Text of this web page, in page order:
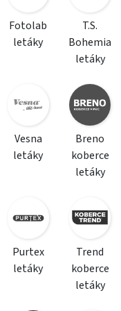
Fotolab
letáky
T.S.
Bohemia
letáky
Vesna
letáky
Breno
koberce
letáky
Purtex
letáky
Trend
koberce
letáky